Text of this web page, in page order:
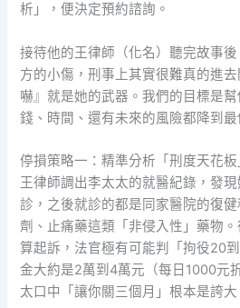
析」，便決定預約諮詢。
接待他的王律師（化名）聽完故事
方的小傷，刑事上其實很難真的進
嚇』就是她的武器。我們的目標是
錢、時間、還有未來的風險都降到最
停損策略一：精準分析「刑度天花
王律師調出李太太的就醫紀錄，發
診，之後就診的都是同家醫院的復
劑、止痛藥這類「非侵入性」藥物
算起訴，法官極有可能判「拘役20
金大約是2萬到4萬元（每日1000元
太口中「讓你關三個月」根本是誇大